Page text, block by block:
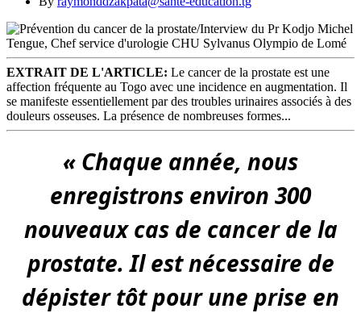
EXTRAIT DE L'ARTICLE: Le cancer de la prostate est une
affection fréquente au Togo avec une incidence en augmentation. Il
se manifeste essentiellement par des troubles urinaires associés à des
douleurs osseuses. La présence de nombreuses formes...
« Chaque année, nous
enregistrons environ 300
nouveaux cas de cancer de la
prostate. Il est nécessaire de
dépister tôt pour une prise en